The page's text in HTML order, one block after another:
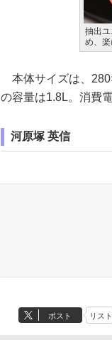
抽出
め、
本体サイズは、
の容量は1.8L。消費
河原塚 英信
ポスト リスト